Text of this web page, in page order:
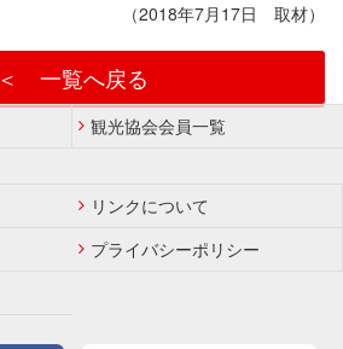
（2018年7月17日 取材）
＜ 一覧へ戻る
観光協会会員一覧
リンクについて
プライバシーポリシー